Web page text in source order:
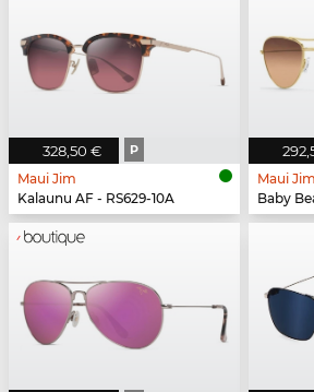
328,50 € P
Maui Jim
Kalaunu AF - RS629-10A
Maui Jim
Baby